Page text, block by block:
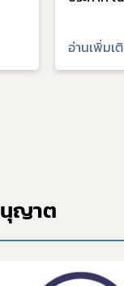
อ่านเพิ่มเ
ญาต